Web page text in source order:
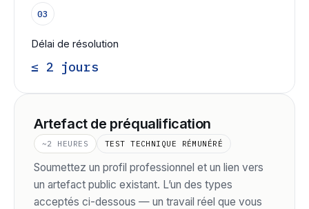
03
Délai de résolution
≤ 2 jours
Artefact de préqualification
~2 HEURES TEST TECHNIQUE RÉMUNÉRÉ
Soumettez un profil professionnel et un lien vers
un artefact public existant. L’un des types
acceptés ci-dessous — un travail réel que vous